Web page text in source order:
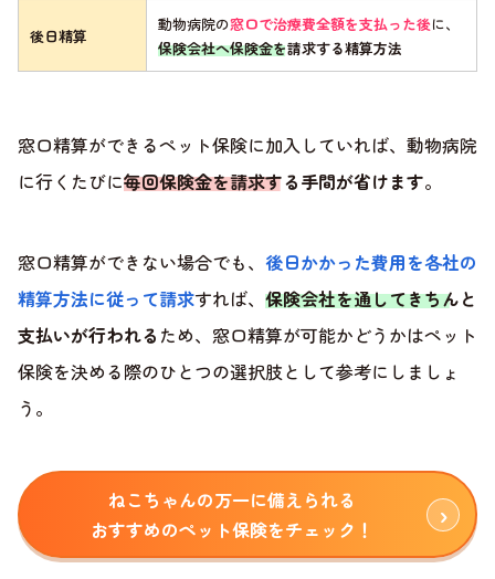
後日精算
動物病院の窓口で治療費全額を支払った後に、
保険会社へ保険金を請求する精算方法
窓口精算ができるペット保険に加入していれば、動物病院
に行くたびに毎回保険金を請求する手間が省けます。
窓口精算ができない場合でも、 後日かかった費用を各社の
精算方法に従って請求すれば、 保険会社を通してきちんと
支払いが行われる ため、窓口精算が可能かどうかはペット
保険を決める際のひとつの選択肢として参考にしましょ
う。
ねこちゃんの万一に備えられる
おすすめのペット保険をチェック！